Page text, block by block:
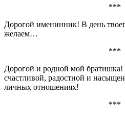
***
Дорогой именинник! В день
желаем…
***
Дорогой и родной мой
счастливой, радостной и
личных отношениях!
***